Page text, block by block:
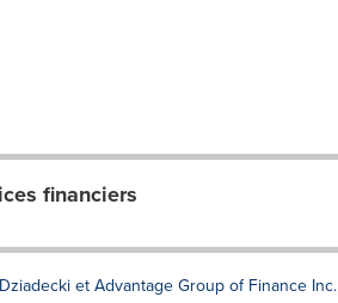
financiers
et Advantage Group of Finance Inc.